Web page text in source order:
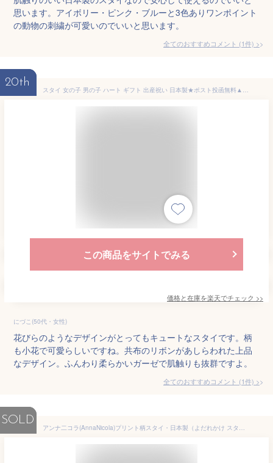
思います。アイボリー・ピンク・ブルーと3色ありワンポイント
の動物の刺繍が可愛いのでいいと思います。
全てのおすすめコメント (1件) >
20th
スタイ 女の子 男の子 ハート ギフト 出産祝い 日本製★ポスト投函無料▲ 紫陽花 あじさい ▲◇リボン付き◇花びらみたいなデザインBIB国内縫製・オリジナルデザインで可愛く差をつけよう♪スタイ・ビブ・よだれかけ▲
この商品をサイトでみる
価格と在庫を楽天でチェック >>
にづこ(50代・女性)
花びらのようなデザインがとってもキュートなスタイです。柄
も小花で可愛らしいですね。共布のリボンがあしらわれた上品
なデザイン。ふんわり柔らかいガーゼで肌触りも抜群ですよ。
全てのおすすめコメント (1件) >
SOLD
アンナ二コラ(AnnaNicola)プリント柄スタイ・日本製（よだれかけ スタイ おしゃれ 男の子 女の子 出産準備 出産祝い スタイ ギフト プレゼント お祝い ベビー 赤ちゃん お食事エプロン baby 日本製 新生児 sty）